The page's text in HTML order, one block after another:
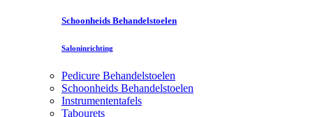
Schoonheids Behandelstoelen
Saloninrichting
Pedicure Behandelstoelen
Schoonheids Behandelstoelen
Instrumententafels
Tabourets